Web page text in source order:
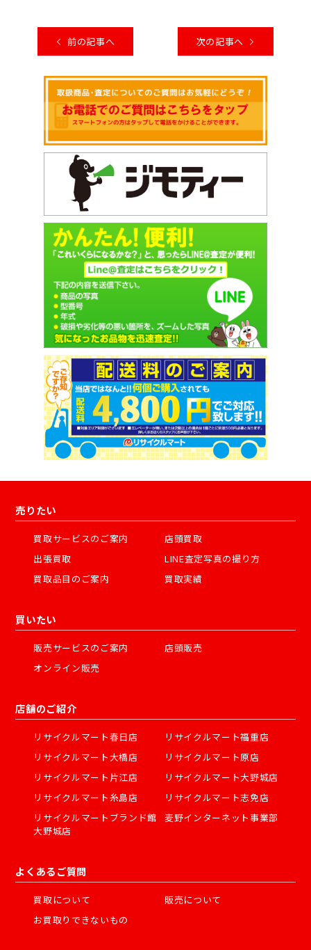
前の記事へ 次の記事へ
売りたい
買取サービスのご案内
店頭買取
出張買取
LINE査定写真の撮り方
買取品目のご案内
買取実績
買いたい
販売サービスのご案内
店頭販売
オンライン販売
店舗のご紹介
リサイクルマート春日店
リサイクルマート福重店
リサイクルマート大橋店
リサイクルマート原店
リサイクルマート片江店
リサイクルマート大野城店
リサイクルマート糸島店
リサイクルマート志免店
リサイクルマートブランド館
大野城店
麦野インターネット事業部
よくあるご質問
買取について
販売について
お買取りできないもの